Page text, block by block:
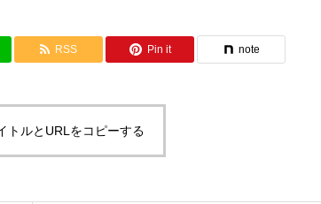
RSS Pin it note
トルとURLをコピーする